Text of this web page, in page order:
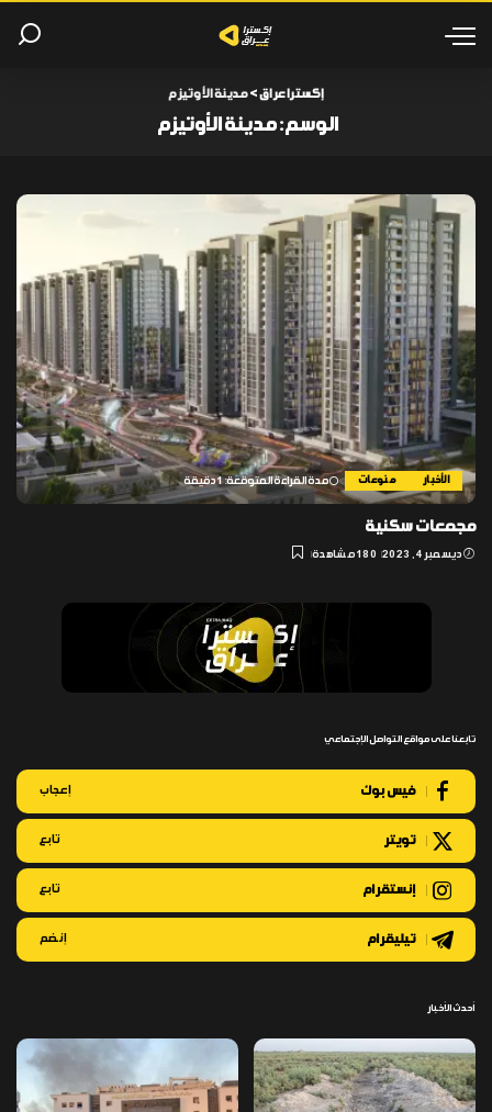
إكسترا عراق>مدينة الأوتيزم
الوسم:مدينة الأوتيزم
الأخبار منوعات مدة القراءة المتوقعة: 1 دقيقة
مجمعات سكنية
ديسمبر 4, 2023 180 مشاهدة
تابعنا على مواقع التواصل الإجتماعي
فيس بوك إعجاب
تويتر تابع
إنستقرام تابع
تيليقرام إنضم
أحدث الأخبار